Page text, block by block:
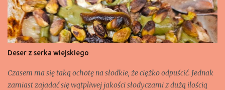
Deser z serka wiejskiego
Czasem ma się taką ochotę na słodkie, że ciężko odpuścić. Jednak
zamiast zajadać się wątpliwej jakości słodyczami z dużą ilością